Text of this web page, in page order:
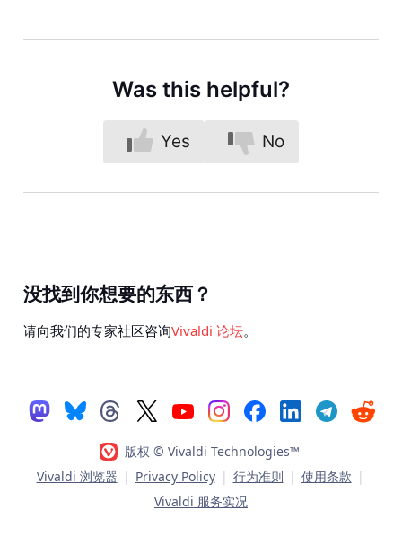
Was this helpful?
Yes No
没找到你想要的东西？
请向我们的专家社区咨询Vivaldi 论坛。
版权 © Vivaldi Technologies™
Vivaldi 浏览器 | Privacy Policy | 行为准则 | 使用条款 |
Vivaldi 服务实况